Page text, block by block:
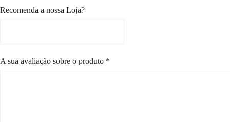
Recomenda a nossa Loja?
A sua avaliação sobre o produto *